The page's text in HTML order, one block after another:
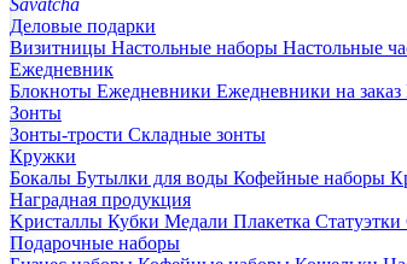
Деловые подарки
Визитницы Настольные наборы Настольные
Ежедневник
Блокноты Ежедневники Ежедневники на заказ
Зонты
Зонты-трости Складные зонты
Кружки
Бокалы Бутылки для воды Кофейные наборы
Наградная продукция
Kристаллы Кубки Медали Плакетка Статуэтки
Подарочные наборы